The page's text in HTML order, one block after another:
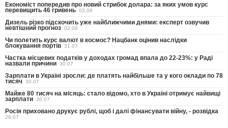
Економіст попередив про новий стрибок долара: за яких умов курс
перевищить 46 гривень 03.08
Дизель різко підскочить уже найближчими днями: експерт озвучив
невтішний прогноз 02.08
Чи полетить курс валют в космос? Нацбанк оцінив наслідки
блокування портів 31.07
Частка місцевих податків у доходах громад впала до 22-23%: у Раді
назвали причини 30.07
Зарплати в Україні зросли: де платять найбільше та у кого оклади по 78
тисяч 30.07
Майже 80 тисяч на місяць: стало відомо, хто в Україні отримує найвищі
зарплати 30.07
Росія приховано друкує рублі, щоб і далі фінансувати війну, - розвідка
29.07